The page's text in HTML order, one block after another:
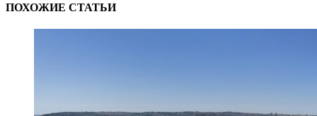
ПОХОЖИЕ СТАТЬИ